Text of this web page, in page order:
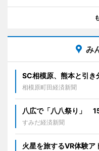
み
SC相模原、熊本と引
相模原町田経済新聞
八広で「八八祭り」
すみだ経済新聞
火星を旅するVR体験